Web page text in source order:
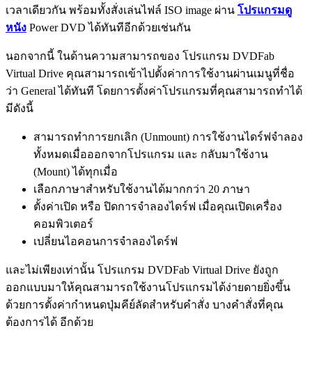
เวลาเดียวกัน พร้อมทั้งสั่งเล่นไฟล์ ISO image ผ่าน โปรแกรมดู
หนัง Power DVD ได้ทันทีอีกด้วยเช่นกัน
นอกจากนี้ ในด้านความสามารถของ โปรแกรม DVDFab
Virtual Drive คุณสามารถเข้าไปตั้งค่าการใช้งานผ่านเมนูที่ชื่อ
ว่า General ได้ทันที โดยการตั้งค่าโปรแกรมที่คุณสามารถทำได้
มีดังนี้
สามารถทำการยกเลิก (Unmount) การใช้งานไดร์ฟจำลอง
ทั้งหมดเมื่อออกจากโปรแกรม และ กลับมาใช้งาน
(Mount) ได้ทุกเมื่อ
เลือกภาษาสำหรับใช้งานได้มากกว่า 20 ภาษา
ตั้งค่าเปิด หรือ ปิดการจำลองไดร์ฟ เมื่อคุณเปิดเครื่อง
คอมพิวเตอร์
เปลี่ยนไอคอนการจำลองไดร์ฟ
และไม่เพียงเท่านั้น โปรแกรม DVDFab Virtual Drive ยังถูก
ออกแบบมาให้คุณสามารถใช้งานโปรแกรมได้ง่ายดายยิ่งขึ้น
ด้วยการตั้งค่ากำหนดปุ่มคีย์ลัดสำหรับคำสั่ง บางคำสั่งที่คุณ
ต้องการได้ อีกด้วย